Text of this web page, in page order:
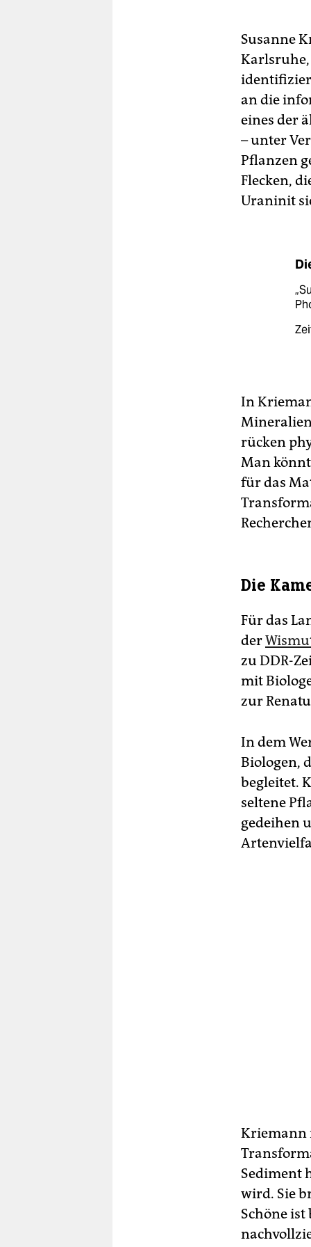
Susanne
Karlsruhe,
an die
eines der
– unter
Pflanzen
Flecken,
Uraninit
In
rücken
Man
für das
Die
Für das
der
zu DDR-
mit
zur
In dem
Biologen,
begleitet.
seltene
gedeihen
Kriemann
Sediment
wird. Sie
Schöne